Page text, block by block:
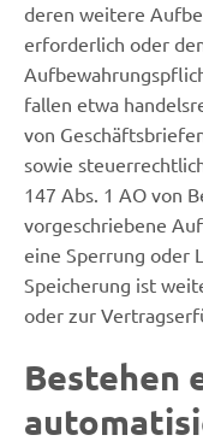
deren weitere
erforderlich oder
fallen etwa
von
sowie
147 Abs. 1 AO von
vorgeschriebene
eine Sperrung oder
Speicherung ist
oder zur
Bestehen